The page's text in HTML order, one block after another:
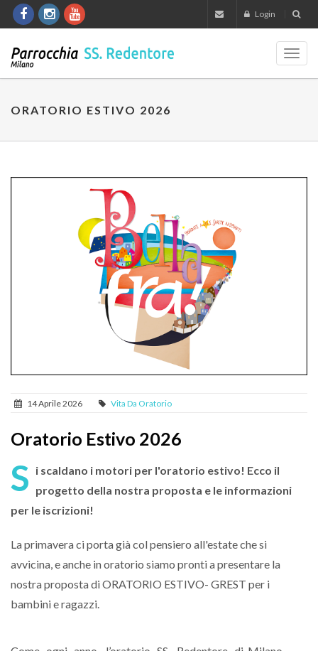
Login
ORATORIO ESTIVO 2026
14 Aprile 2026 Vita Da Oratorio
Oratorio Estivo 2026
S i scaldano i motori per l'oratorio estivo! Ecco il
progetto della nostra proposta e le informazioni
per le iscrizioni!
La primavera ci porta già col pensiero all'estate che si
avvicina, e anche in oratorio siamo pronti a presentare la
nostra proposta di ORATORIO ESTIVO- GREST per i
bambini e ragazzi.